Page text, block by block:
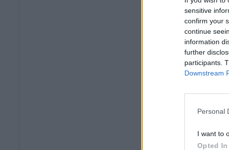
sensitive
confirm your
continue
information
further
participants.
Downstream
Personal
I want to
Opted In